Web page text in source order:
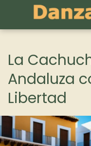
La
Andaluza
Libertad